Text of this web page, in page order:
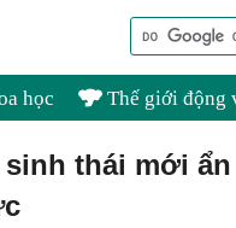
học Thế giới động
sinh thái mới